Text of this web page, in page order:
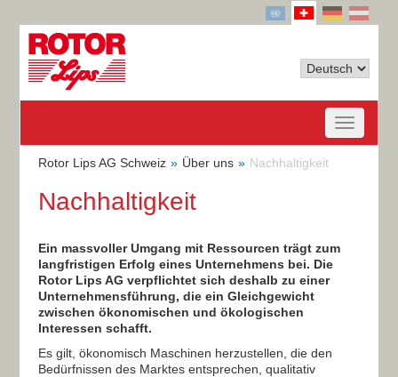
Rotor Lips AG Schweiz Über uns Nachhaltigkeit
Nachhaltigkeit
Ein massvoller Umgang mit Ressourcen trägt zum
langfristigen Erfolg eines Unternehmens bei. Die
Rotor Lips AG verpflichtet sich deshalb zu einer
Unternehmensführung, die ein Gleichgewicht
zwischen ökonomischen und ökologischen
Interessen schafft.
Es gilt, ökonomisch Maschinen herzustellen, die den
Bedürfnissen des Marktes entsprechen, qualitativ